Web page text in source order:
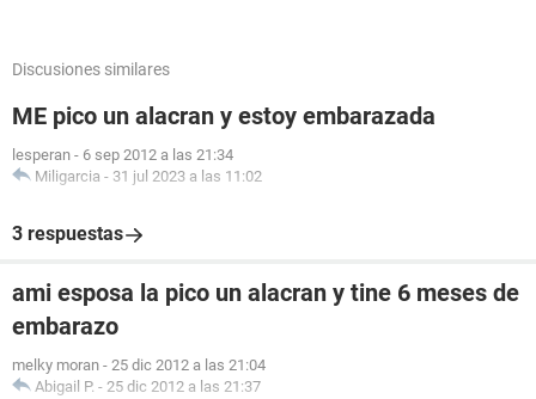
Discusiones similares
ME pico un alacran y estoy embarazada
lesperan - 6 sep 2012 a las 21:34
Miligarcia - 31 jul 2023 a las 11:02
3 respuestas
ami esposa la pico un alacran y tine 6 meses de
embarazo
melky moran - 25 dic 2012 a las 21:04
Abigail P. - 25 dic 2012 a las 21:37